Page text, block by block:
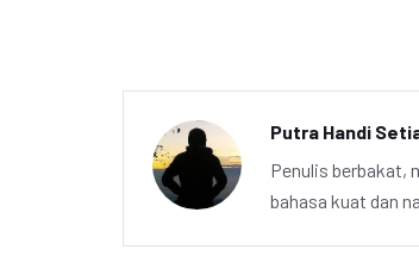
Putra Handi
Penulis berbakat,
bahasa kuat dan